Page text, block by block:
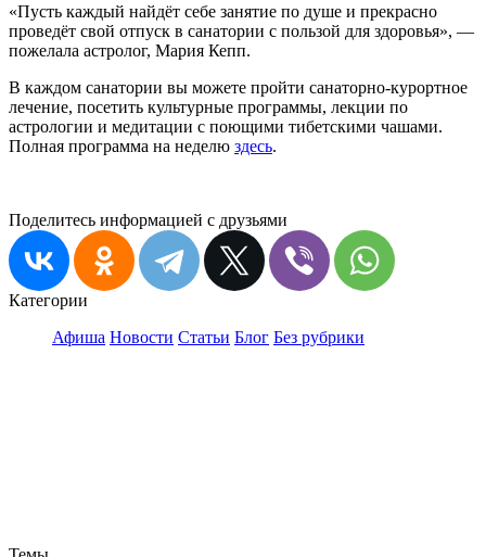
«Пусть каждый найдёт себе занятие по душе и прекрасно
проведёт свой отпуск в санатории с пользой для здоровья», —
пожелала астролог, Мария Кепп.
В каждом санатории вы можете пройти санаторно-курортное
лечение, посетить культурные программы, лекции по
астрологии и медитации с поющими тибетскими чашами.
Полная программа на неделю здесь.
Поделитесь информацией с друзьями
Категории
Афиша Новости Статьи Блог Без рубрики